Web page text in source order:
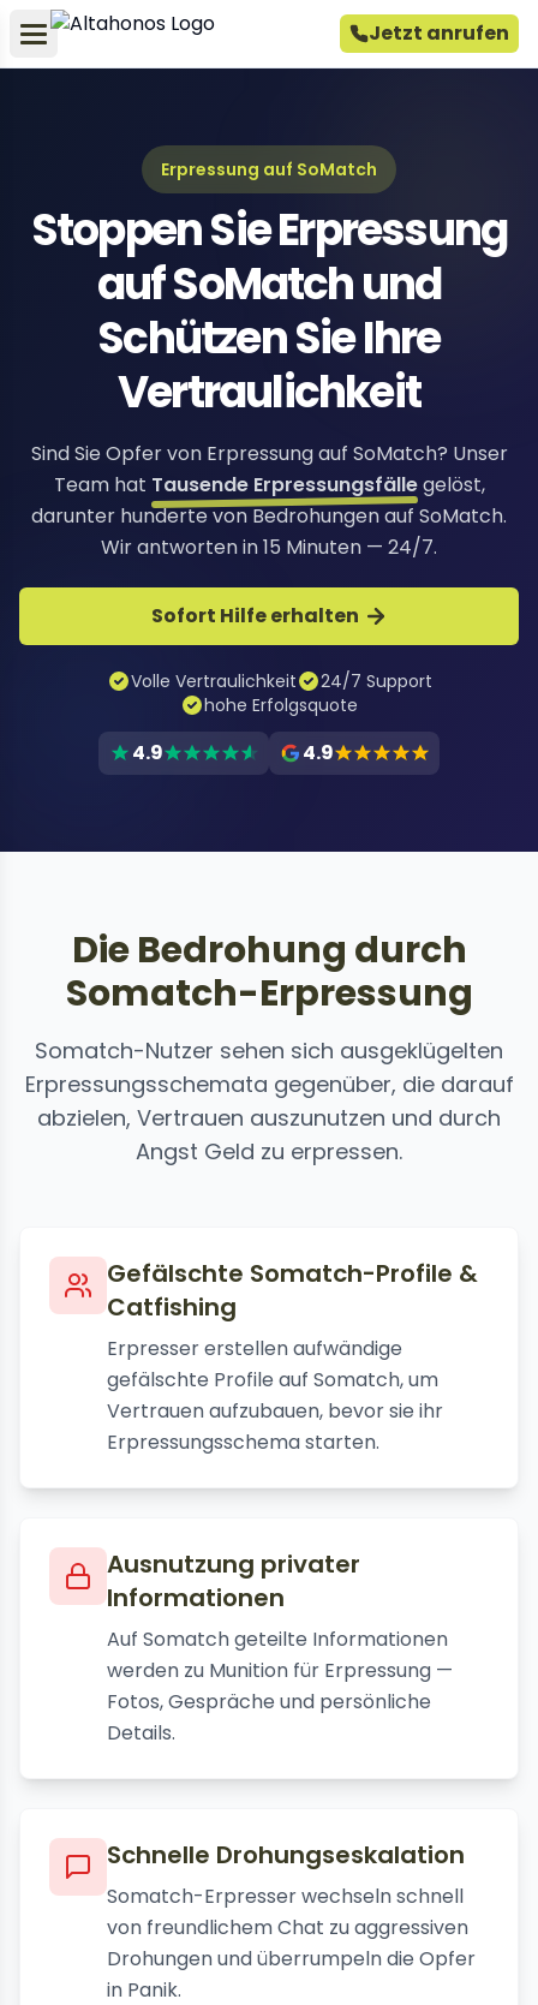
Jetzt anrufen
Erpressung auf SoMatch
Stoppen Sie Erpressung
auf SoMatch und
Schützen Sie Ihre
Vertraulichkeit
Sind Sie Opfer von Erpressung auf SoMatch? Unser
Team hat Tausende Erpressungsfällegelöst,
darunter hunderte von Bedrohungen auf SoMatch.
Wir antworten in 15 Minuten — 24/7.
Sofort Hilfe erhalten
Volle Vertraulichkeit
24/7 Support
hohe Erfolgsquote
4.9 4.9
Die Bedrohung durch
Somatch-Erpressung
Somatch-Nutzer sehen sich ausgeklügelten
Erpressungsschemata gegenüber, die darauf
abzielen, Vertrauen auszunutzen und durch
Angst Geld zu erpressen.
Gefälschte Somatch-Profile &
Catfishing
Erpresser erstellen aufwändige
gefälschte Profile auf Somatch, um
Vertrauen aufzubauen, bevor sie ihr
Erpressungsschema starten.
Ausnutzung privater
Informationen
Auf Somatch geteilte Informationen
werden zu Munition für Erpressung —
Fotos, Gespräche und persönliche
Details.
Schnelle Drohungseskalation
Somatch-Erpresser wechseln schnell
von freundlichem Chat zu aggressiven
Drohungen und überrumpeln die Opfer
in Panik.